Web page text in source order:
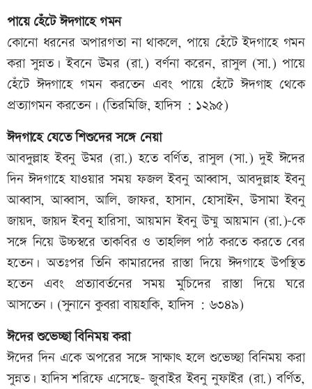
পায়ে হেঁটে ঈদগাহে গমন
কোনো ধরনের অপারগতা না থাকলে, পায়ে হেঁটে ইদগাহে গমন
করা সুন্নত। ইবনে উমর (রা.) বর্ণনা করেন, রাসুল (সা.) পায়ে
হেঁটে ঈদগাহে গমন করতেন এবং পায়ে হেঁটে ঈদগাহ থেকে
প্রত্যাগমন করতেন। (তিরমিজি, হাদিস : ১২৯৫)
ঈদগাহে যেতে শিশুদের সঙ্গে নেয়া
আবদুল্লাহ ইবনু উমর (রা.) হতে বর্ণিত, রাসুল (সা.) দুই ঈদের
দিন ঈদগাহে যাওয়ার সময় ফজল ইবনু আব্বাস, আবদুল্লাহ ইবনু
আব্বাস, আব্বাস, আলি, জাফর, হাসান, হোসাইন, উসামা ইবনু
জায়দ, জায়দ ইবনু হারিসা, আয়মান ইবনু উম্মু আয়মান (রা.)-কে
সঙ্গে নিয়ে উচ্চস্বরে তাকবির ও তাহলিল পাঠ করতে করতে বের
হতেন। অতঃপর তিনি কামারদের রাস্তা দিয়ে ঈদগাহে উপস্থিত
হতেন এবং প্রত্যাবর্তনের সময় মুচিদের রাস্তা দিয়ে ঘরে
আসতেন। (সুনানে কুবরা বায়হাকি, হাদিস : ৬৩৪৯)
ঈদের শুভেচ্ছা বিনিময় করা
ঈদের দিন একে অপরের সঙ্গে সাক্ষাৎ হলে শুভেচ্ছা বিনিময় করা
সুন্নত। হাদিস শরিফে এসেছে- জুবাইর ইবনু নুফাইর (রা.) বর্ণিত,